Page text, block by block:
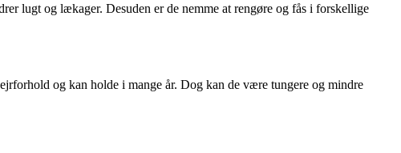
lugt og lækager. Desuden er de nemme at rengøre og fås i forskellige
og kan holde i mange år. Dog kan de være tungere og mindre